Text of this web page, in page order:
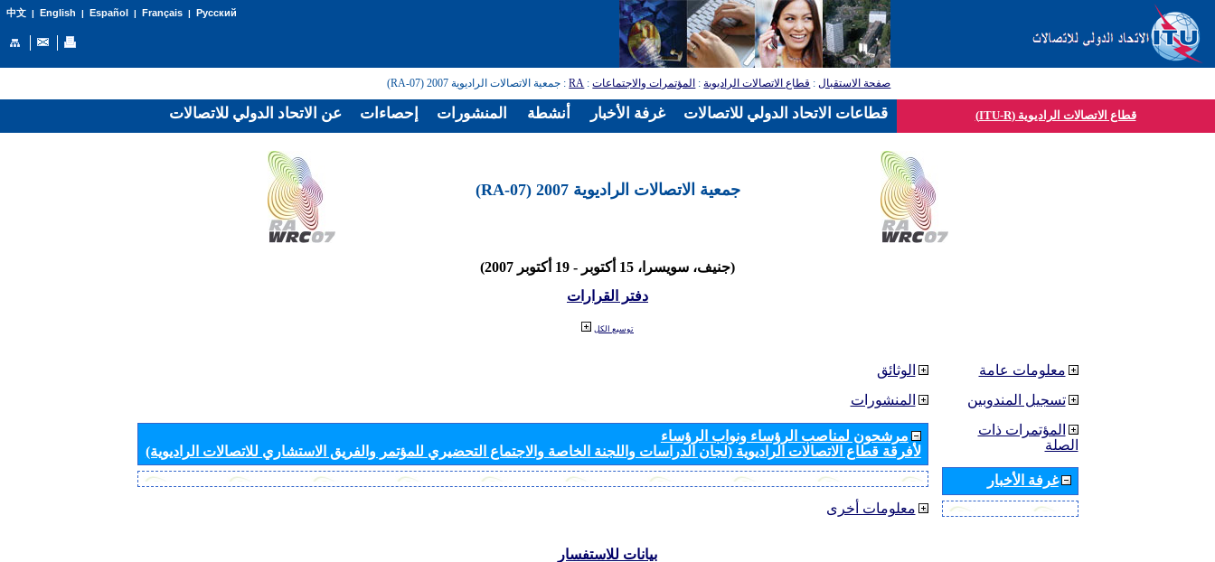
中文| English | Español | Français| Русский
صفحة الاستقبال: قطاع الاتصالات الراديوية: المؤتمرات والاجتماعات:
RA: جمعية الاتصالات الراديوية 2007 (RA-07)
قطاع الاتصالات الراديوية (ITU-R)
جمعية الاتصالات الراديوية 2007 (RA-07)
(جنيف، سويسرا، 15 أكتوبر - 19 أكتوبر 2007)
دفتر القرارات
توسيع الكل
الوثائق
المنشورات
مرشحون لمناصب الرؤساء ونواب الرؤساء
لأفرقة قطاع الاتصالات الراديوية (لجان الدراسات واللجنة الخاصة والاجتماع التحضيري للمؤتمر والفريق الاستشاري للاتصالات الراديوية)
معلومات أخرى
معلومات عامة
تسجيل المندوبين
المؤتمرات ذات
الصلة
غرفة الأخبار
بيانات للاستفسار
عن الاتحاد الدولي للاتصالات إحصاءات المنشورات أنشطة غرفة الأخبار قطاعات الاتحاد الدولي للاتصالات